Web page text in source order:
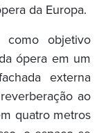
da Europa.
objetivo
ópera em um
externa
ao
quatro metros